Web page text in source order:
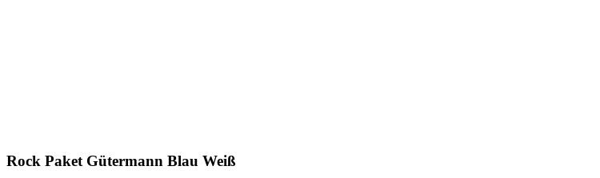
Rock Paket Gütermann Blau Weiß